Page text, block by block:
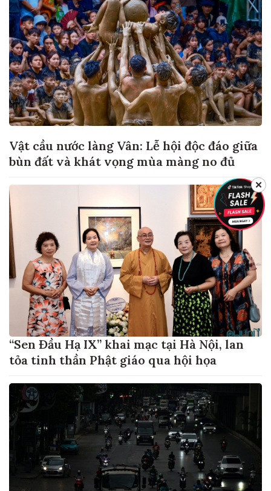
Vật cầu nước làng Vân: Lễ hội độc đáo giữa
bùn đất và khát vọng mùa màng no đủ
“Sen Đầu Hạ IX” khai mạc tại Hà Nội, lan
tỏa tinh thần Phật giáo qua hội họa
✕